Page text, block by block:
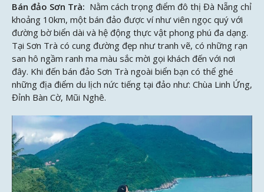
Bán đảo Sơn Trà: Nằm cách trọng điểm đô thị Đà Nẵng chỉ
khoảng 10km, một bán đảo được ví như viên ngọc quý với
đường bờ biển dài và hệ động thực vật phong phú đa dạng.
Tại Sơn Trà có cung đường đẹp như tranh vẽ, có những rạn
san hô ngầm ranh ma màu sắc mời gọi khách đến với nơi
đây. Khi đến bán đảo Sơn Trà ngoài biển bạn có thể ghé
những địa điểm du lịch nức tiếng tại đảo như: Chùa Linh Ứng,
Đỉnh Bàn Cờ, Mũi Nghê.